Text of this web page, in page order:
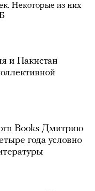
Некоторые из них
и Пакистан
Books Дмитрию
года условно